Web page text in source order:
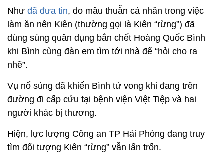
Như đã đưa tin, do mâu thuẫn cá nhân trong việc
làm ăn nên Kiên (thường gọi là Kiên “rừng”) đã
dùng súng quân dụng bắn chết Hoàng Quốc Bình
khi Bình cùng đàn em tìm tới nhà để “hỏi cho ra
nhẽ”.
Vụ nổ súng đã khiến Bình tử vong khi đang trên
đường đi cấp cứu tại bệnh viện Việt Tiệp và hai
người khác bị thương.
Hiện, lực lượng Công an TP Hải Phòng đang truy
tìm đối tượng Kiên “rừng” vẫn lẩn trốn.